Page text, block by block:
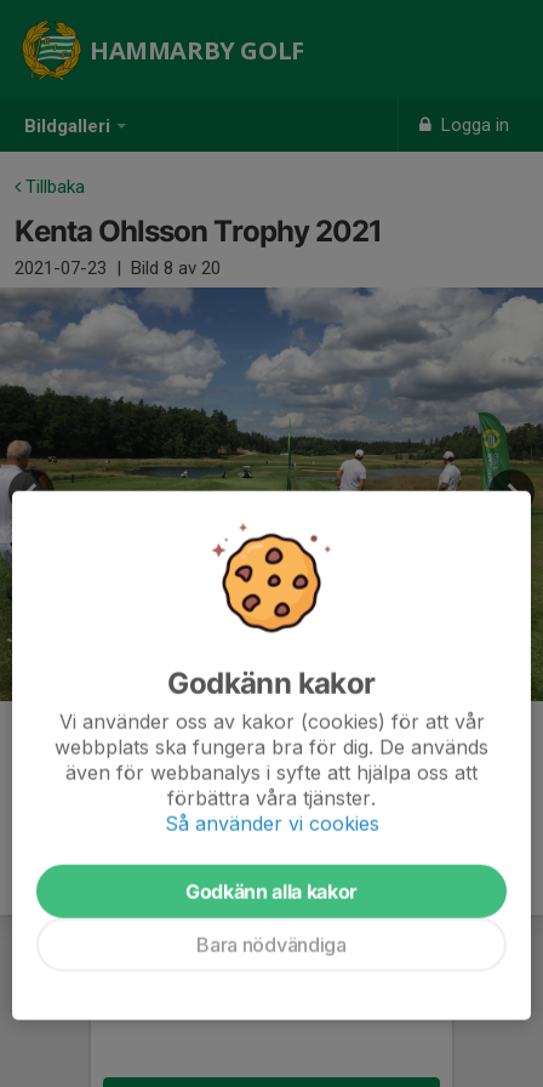
Bildgalleri Logga in
HAMMARBY GOLF
Tillbaka
Kenta Ohlsson Trophy 2021
2021-07-23 | Bild 8 av 20
Kommentarer
Godkänn kakor
Vi använder oss av kakor (cookies) för att vår
webbplats ska fungera bra för dig. De används
även för webbanalys i syfte att hjälpa oss att
förbättra våra tjänster.
Så använder vi cookies
Godkänn alla kakor
Bara nödvändiga